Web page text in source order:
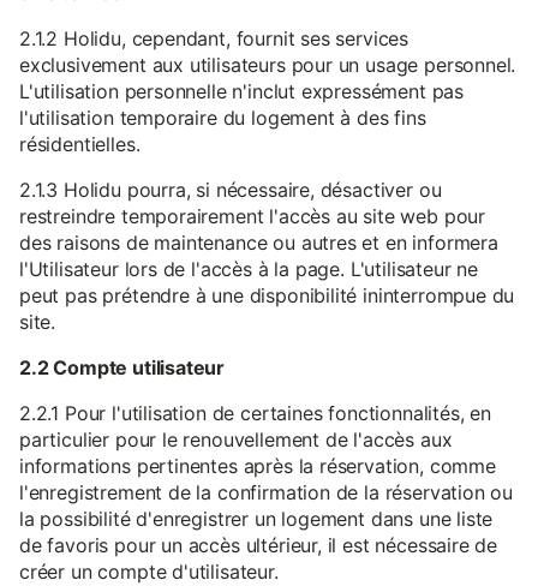
2.1.2 Holidu, cependant, fournit ses services
exclusivement aux utilisateurs pour un usage personnel.
L'utilisation personnelle n'inclut expressément pas
l'utilisation temporaire du logement à des fins
résidentielles.
2.1.3 Holidu pourra, si nécessaire, désactiver ou
restreindre temporairement l'accès au site web pour
des raisons de maintenance ou autres et en informera
l'Utilisateur lors de l'accès à la page. L'utilisateur ne
peut pas prétendre à une disponibilité ininterrompue du
site.
2.2 Compte utilisateur
2.2.1 Pour l'utilisation de certaines fonctionnalités, en
particulier pour le renouvellement de l'accès aux
informations pertinentes après la réservation, comme
l'enregistrement de la confirmation de la réservation ou
la possibilité d'enregistrer un logement dans une liste
de favoris pour un accès ultérieur, il est nécessaire de
créer un compte d'utilisateur.